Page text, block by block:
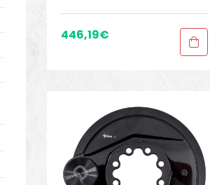
de energia,Sport Gears
446,19€